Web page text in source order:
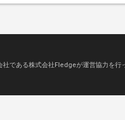
社である株式会社Fledgeが運営協力を行